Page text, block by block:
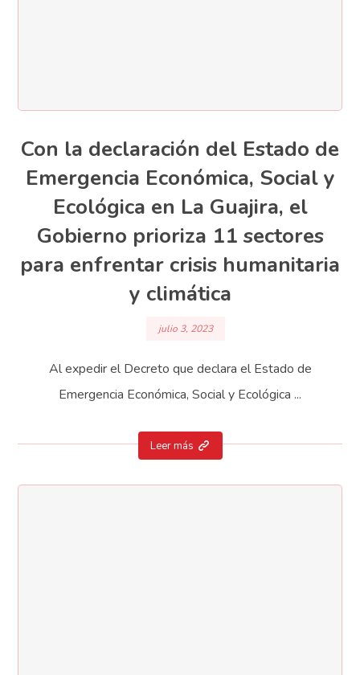
Con la declaración del Estado de
Emergencia Económica, Social y
Ecológica en La Guajira, el
Gobierno prioriza 11 sectores
para enfrentar crisis humanitaria
y climática
julio 3, 2023
Al expedir el Decreto que declara el Estado de
Emergencia Económica, Social y Ecológica ...
Leer más